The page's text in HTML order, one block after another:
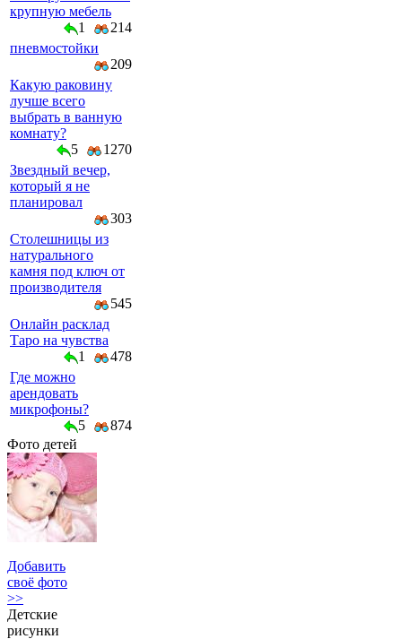
крупную мебель
1
214
пневмостойки
209
Какую раковину
лучше всего
выбрать в ванную
комнату?
5
1270
Звездный вечер,
который я не
планировал
303
Столешницы из
натурального
камня под ключ от
производителя
545
Онлайн расклад
Таро на чувства
1
478
Где можно
арендовать
микрофоны?
5
874
Фото детей
Добавить
своё фото
>>
Детские
рисунки